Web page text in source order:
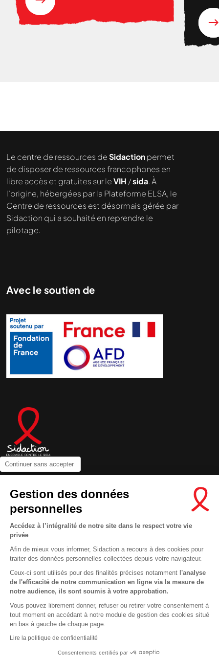
Continuer sans accepter
Gestion des données
personnelles
Accédez à l’intégralité de notre site dans le respect votre vie
privée
Afin de mieux vous informer, Sidaction a recours à des cookies pour
traiter des données personnelles collectées depuis votre navigateur.
Ceux-ci sont utilisés pour des finalités précises notamment l'analyse
de l'efficacité de notre communication en ligne via la mesure de
notre audience, ils sont soumis à votre approbation.
Vous pouvez librement donner, refuser ou retirer votre consentement à
tout moment en accédant à notre module de gestion des cookies situé
en bas à gauche de chaque page.
Lire la politique de confidentialité
Consentements certifiés par
Le centre de ressources deSidactionpermet
de disposer de ressources francophones en
libre accès et gratuites sur leVIH /sida. À
l’origine, hébergées par la Plateforme ELSA, le
Centre de ressources est désormais gérée par
Sidaction qui a souhaité en reprendre le
pilotage.
Avec le soutien de
Newsletter
Nous suivre sur les réseaux :
MENTIONS LÉGALES
CONDITIONS D’UTILISATION ET PROTECTION DES DONNÉES
COOKIES
This site uses cookies and gives you control over what you want to
En savoir plus